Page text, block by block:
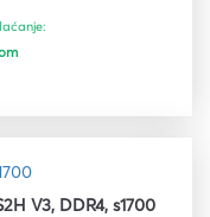
V3, DDR4, s1700